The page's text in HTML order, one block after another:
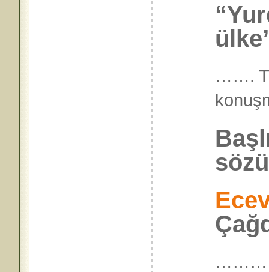
…….